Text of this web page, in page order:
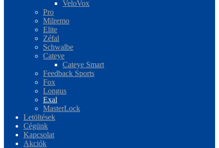
VeloVox
Pro
Milremo
Elite
Zéfal
Schwalbe
Cateye
Cateye Smart
Feedback Sports
Fox
Longus
Exal
MasterLock
Letöltések
Cégünk
Kapcsolat
Akciók